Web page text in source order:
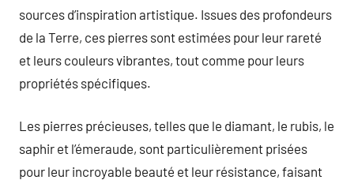
sources d’inspiration artistique. Issues des profondeurs
de la Terre, ces pierres sont estimées pour leur rareté
et leurs couleurs vibrantes, tout comme pour leurs
propriétés spécifiques.
Les pierres précieuses, telles que le diamant, le rubis, le
saphir et l’émeraude, sont particulièrement prisées
pour leur incroyable beauté et leur résistance, faisant